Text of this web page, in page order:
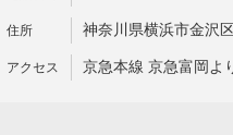
神奈川県横浜市金沢
京急本線 京急富岡よ